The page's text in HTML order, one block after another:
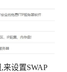
来设置SWAP